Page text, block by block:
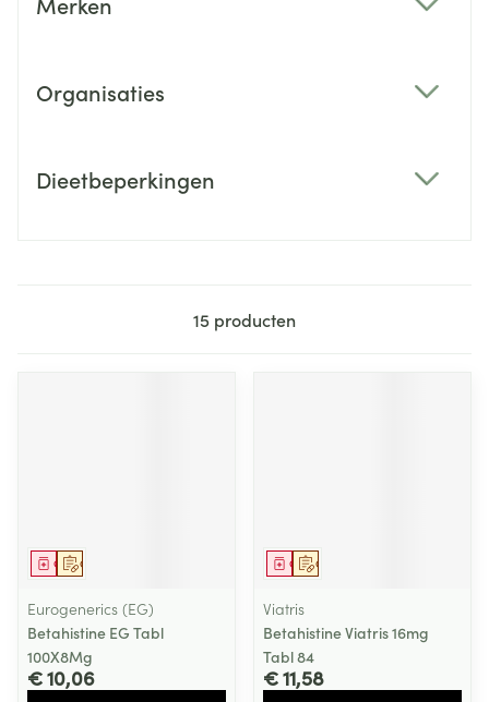
Organisaties
Dieetbeperkingen
15 producten
Op voorschrift
Geneesmiddel
Eurogenerics (EG)
Betahistine EG Tabl
100X8Mg
€ 10,06
Op voorschrift
Geneesmiddel
Viatris
Betahistine Viatris 16mg
Tabl 84
€ 11,58